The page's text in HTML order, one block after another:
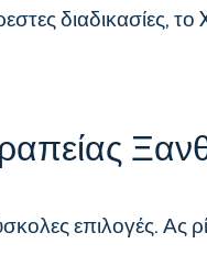
διαδικασίες, το
επιλογές. Ας